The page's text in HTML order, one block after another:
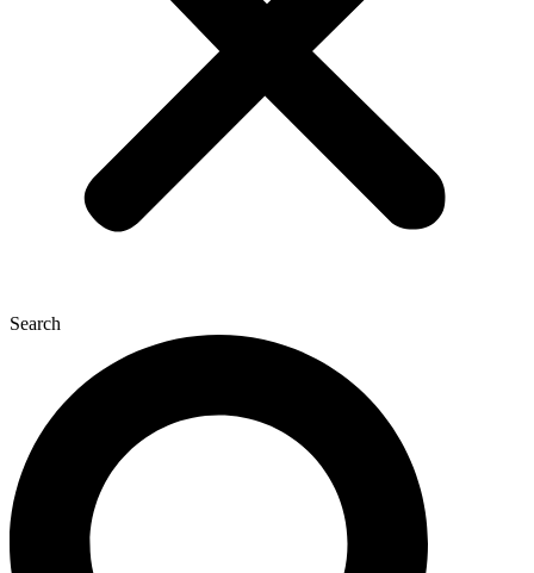
Search